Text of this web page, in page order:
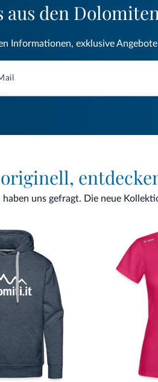
aus den
Informationen, exklusive
originell,
haben uns gefragt. Die neue